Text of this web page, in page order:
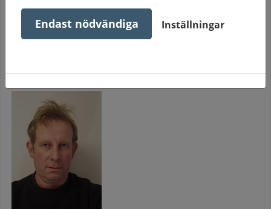
göra felanmälan måndag - torsdag mellan klockan
08:00-12:00 och klockan 13:00-16:00 och fredag mellan
klockan 08:00-12:00 och klockan 13:00-15:00 på telefon
Endast nödvändiga Inställningar